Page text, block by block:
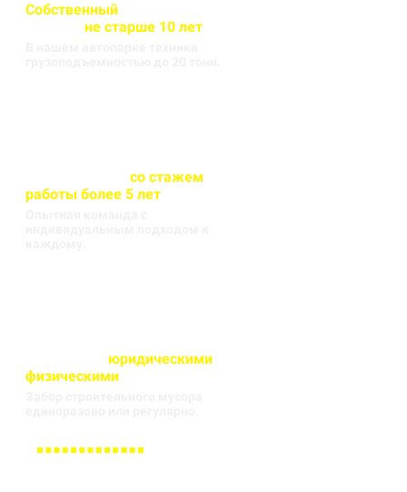
Собственный
не старше 10 лет
со стажем
работы более 5 лет
юридическими
физическими